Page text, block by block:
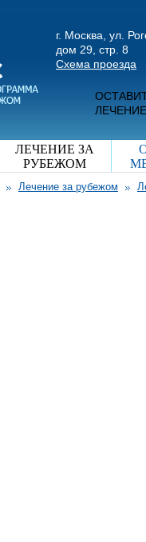
г. Москва, ул.
дом 29, стр. 8
Схема проезда
ЛЕЧЕНИЕ ЗА
РУБЕЖОМ
Лечение за рубежом